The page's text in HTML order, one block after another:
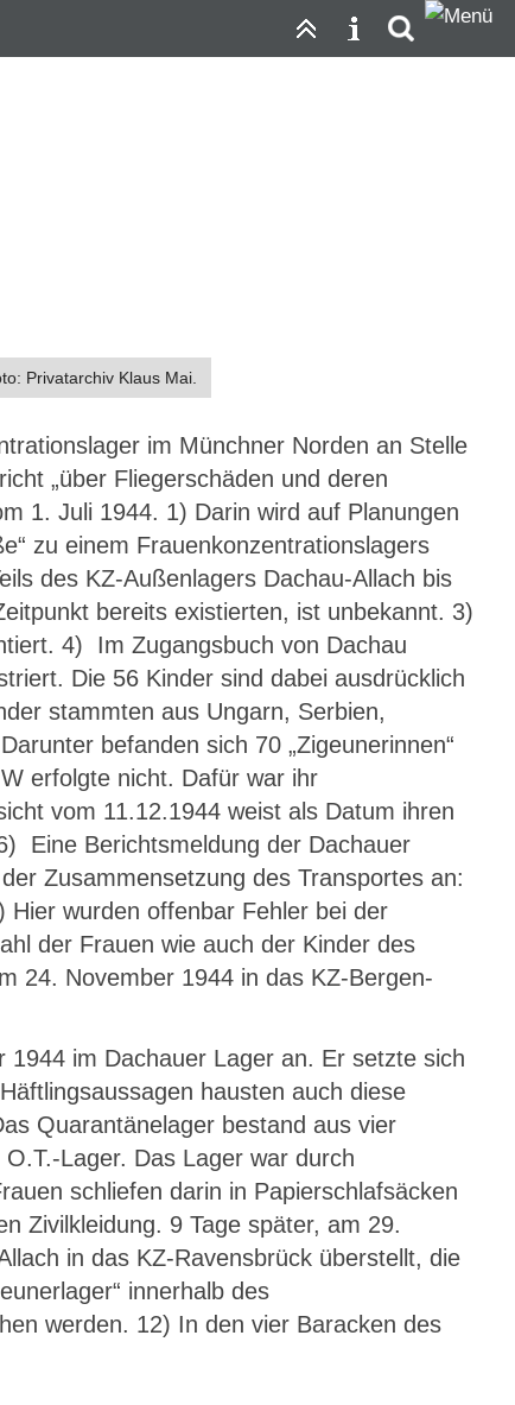
Privatarchiv Klaus Mai.
im Münchner Norden an Stelle
„über Fliegerschäden und deren
1. Juli 1944. 1) Darin wird auf Planungen
zu einem Frauenkonzentrationslagers
des KZ-Außenlagers Dachau-Allach bis
bereits existierten, ist unbekannt. 3)
4) Im Zugangsbuch von Dachau
Die 56 Kinder sind dabei ausdrücklich
stammten aus Ungarn, Serbien,
befanden sich 70 „Zigeunerinnen“
erfolgte nicht. Dafür war ihr
vom 11.12.1944 weist als Datum ihren
Eine Berichtsmeldung der Dachauer
Zusammensetzung des Transportes an:
wurden offenbar Fehler bei der
der Frauen wie auch der Kinder des
24. November 1944 in das KZ-Bergen-
im Dachauer Lager an. Er setzte sich
hausten auch diese
Quarantänelager bestand aus vier
Lager. Das Lager war durch
schliefen darin in Papierschlafsäcken
Zivilkleidung. 9 Tage später, am 29.
in das KZ-Ravensbrück überstellt, die
innerhalb des
werden. 12) In den vier Baracken des